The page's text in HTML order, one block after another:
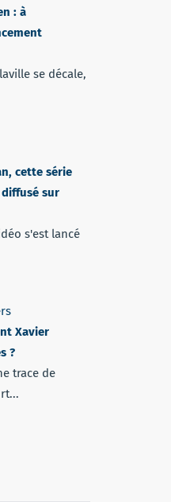
: à
se décale,
cette série
sur
s'est lancé
Xavier
?
trace de